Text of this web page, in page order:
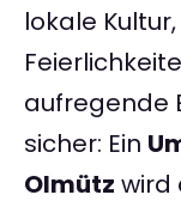
lokale
aufregende
sicher: Ein
Olmütz wird